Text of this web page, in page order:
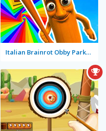
Italian Brainrot Obby Parkour